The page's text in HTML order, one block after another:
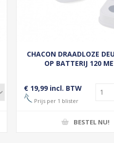
CHACON DRAADLOZE
OP BATTERIJ 120
€ 19,99 incl. BTW
Prijs per 1 blister
BESTEL NU!